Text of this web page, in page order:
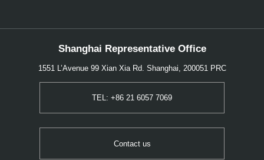
Shanghai Representative Office
1551 L’Avenue 99 Xian Xia Rd. Shanghai, 200051 PRC
TEL: +86 21 6057 7069
Contact us